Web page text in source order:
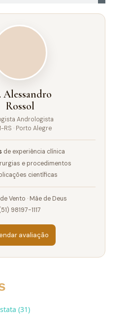
Alessandro
Rossol
Andrologista
RS · Porto Alegre
de experiência clínica
e procedimentos
científicas
Vento · Mãe de Deus
98197-1117
avaliação
(31)